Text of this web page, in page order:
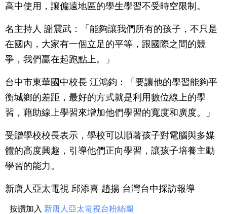
高中使用，讓偏遠地區的學生學習不受時空限制。
名主持人 謝震武：「能夠讓我們所有的孩子，不只是
在國內，大家有一個立足的平等，跟國際之間的競
爭，我們贏在起跑點上。」
台中市東華國中校長 江鴻鈞：「要讓他的學習能夠平
衡城鄉的差距，最好的方式就是利用數位線上的學
習，藉助線上學習來增加他們學習的寬度和廣度。」
受贈學校校長表示，學校可以順著孩子對電腦與多媒
體的高度興趣，引導他們正向學習，讓孩子培養主動
學習的能力。
新唐人亞太電視 邱添喜 趙揚 台灣台中採訪報導
按讚加入 新唐人亞太電視台粉絲團